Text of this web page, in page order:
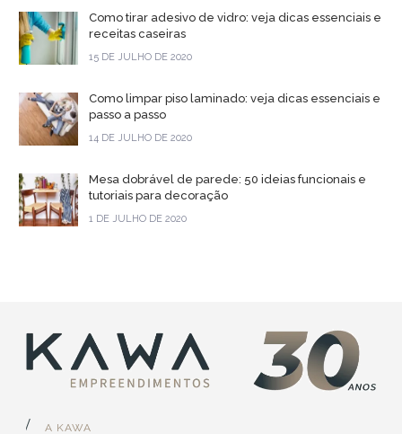
Como tirar adesivo de vidro: veja dicas essenciais e
receitas caseiras
15 DE JULHO DE 2020
Como limpar piso laminado: veja dicas essenciais e
passo a passo
14 DE JULHO DE 2020
Mesa dobrável de parede: 50 ideias funcionais e
tutoriais para decoração
1 DE JULHO DE 2020
A KAWA